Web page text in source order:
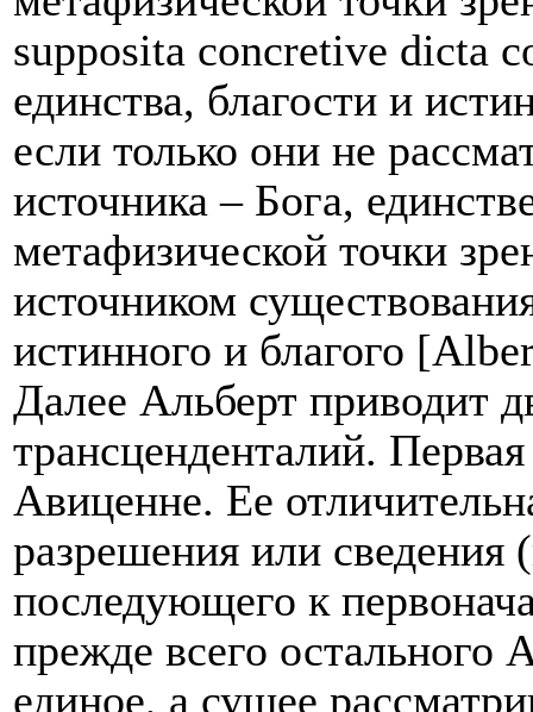
supposita concretive dicta
единства, благости и
если только они не
источника – Бога,
метафизической точки
источником
истинного и благого [A
Далее Альберт приводит
трансценденталий.
Авиценне. Ее
разрешения или
последующего к
прежде всего остального
единое, а сущее